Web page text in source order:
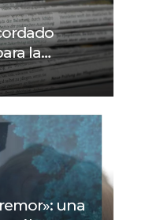
la
de los
por Israel
una